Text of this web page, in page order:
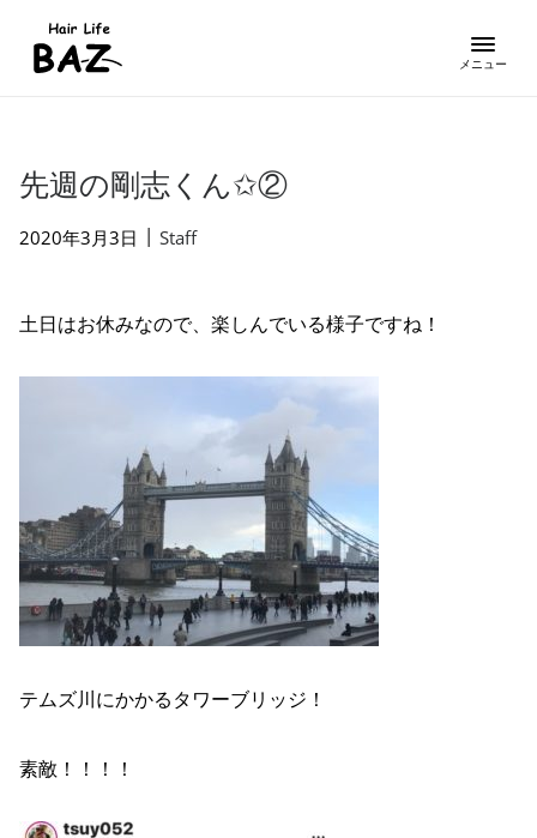
先週の剛志くん✩︎②
2020年3月3日 | Staff
土日はお休みなので、楽しんでいる様子ですね！
テムズ川にかかるタワーブリッジ！
素敵！！！！